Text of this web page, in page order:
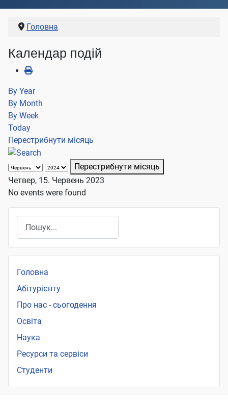
Головна
Календар подій
By Year
By Month
By Week
Today
Перестрибнути місяць
Перестрибнути місяць
Четвер, 15. Червень 2023
No events were found
Головна
Абітурієнту
Про нас - сьогодення
Освіта
Наука
Ресурси та сервіси
Студенти